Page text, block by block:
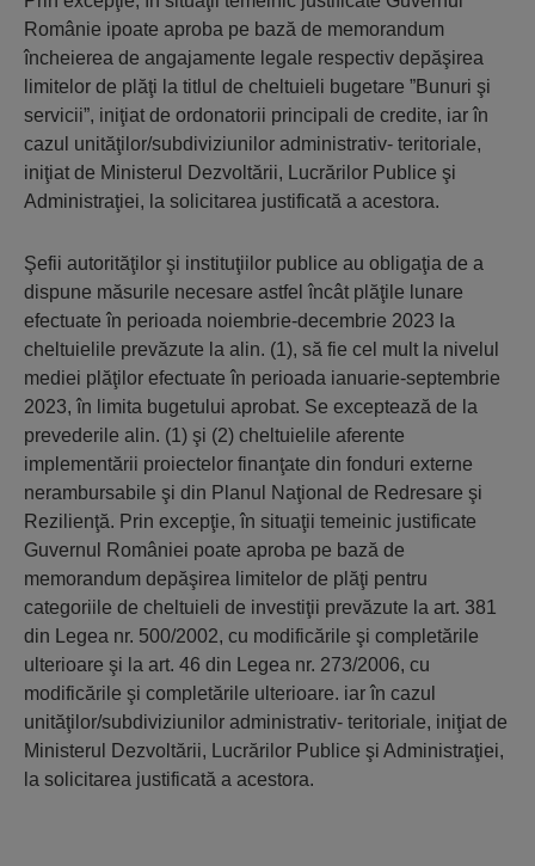
Românie ipoate aproba pe bază de memorandum
încheierea de angajamente legale respectiv depăşirea
limitelor de plăţi la titlul de cheltuieli bugetare ”Bunuri şi
servicii”, iniţiat de ordonatorii principali de credite, iar în
cazul unităţilor/subdiviziunilor administrativ- teritoriale,
iniţiat de Ministerul Dezvoltării, Lucrărilor Publice şi
Administraţiei, la solicitarea justificată a acestora.
Şefii autorităţilor şi instituţiilor publice au obligaţia de a
dispune măsurile necesare astfel încât plăţile lunare
efectuate în perioada noiembrie-decembrie 2023 la
cheltuielile prevăzute la alin. (1), să fie cel mult la nivelul
mediei plăţilor efectuate în perioada ianuarie-septembrie
2023, în limita bugetului aprobat. Se exceptează de la
prevederile alin. (1) şi (2) cheltuielile aferente
implementării proiectelor finanţate din fonduri externe
nerambursabile şi din Planul Naţional de Redresare şi
Rezilienţă. Prin excepţie, în situaţii temeinic justificate
Guvernul României poate aproba pe bază de
memorandum depăşirea limitelor de plăţi pentru
categoriile de cheltuieli de investiţii prevăzute la art. 381
din Legea nr. 500/2002, cu modificările şi completările
ulterioare şi la art. 46 din Legea nr. 273/2006, cu
modificările şi completările ulterioare. iar în cazul
unităţilor/subdiviziunilor administrativ- teritoriale, iniţiat de
Ministerul Dezvoltării, Lucrărilor Publice şi Administraţiei,
la solicitarea justificată a acestora.